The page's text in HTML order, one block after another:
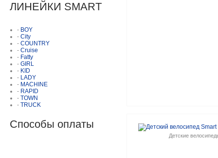
ЛИНЕЙКИ SMART
- BOY
- City
- COUNTRY
- Cruise
- Fatty
- GIRL
- KID
- LADY
- MACHINE
- RAPID
- TOWN
- TRUCK
Способы оплаты
Детские